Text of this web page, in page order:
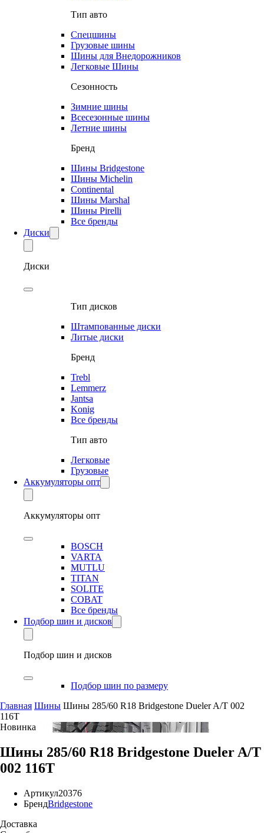
Тип авто
Спецшины
Грузовые шины
Шины для Внедорожников
Легковые Шины
Сезонность
Зимние шины
Всесезонные шины
Летние шины
Бренд
Шины Bridgestone
Шины Michelin
Continental
Шины Marshal
Шины Pirelli
Все бренды
Диски
Диски
Тип дисков
Штампованные диски
Литые диски
Бренд
Trebl
Lemmerz
Jantsa
Konig
Все бренды
Тип авто
Легковые
Грузовые
Аккумуляторы опт
Аккумуляторы опт
BOSCH
VARTA
MUTLU
TITAN
SOLITE
COBAT
Все бренды
Подбор шин и дисков
Подбор шин и дисков
Подбор шин по размеру
Главная Шины Шины 285/60 R18 Bridgestone Dueler A/T 002
116T
Новинка
Шины 285/60 R18 Bridgestone Dueler A/T
002 116T
Артикул20376
БрендBridgestone
Доставка